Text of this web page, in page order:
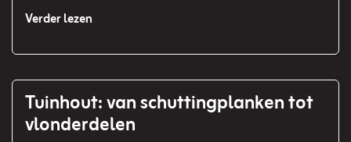
Verder lezen
Tuinhout: van schuttingplanken tot
vlonderdelen